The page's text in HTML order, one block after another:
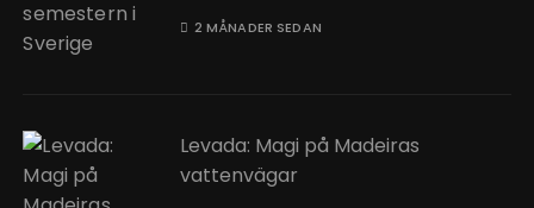
2 MÅNADER SEDAN
Levada: Magi på Madeiras
vattenvägar